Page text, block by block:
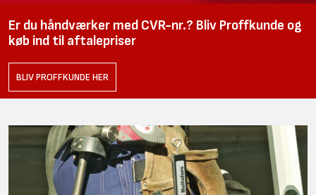
Er du håndværker med CVR-nr.? Bliv Proffkunde og
køb ind til aftalepriser
BLIV PROFFKUNDE HER